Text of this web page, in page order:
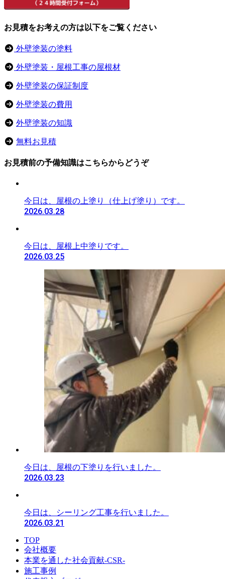
お見積をお考えの方は以下をご覧ください
外壁塗装の塗料
外壁塗装・屋根工事の屋根材
外壁塗装の保証制度
外壁塗装の費用
外壁塗装の知識
無料お見積
お見積前の予備知識はこちらからどうぞ
今日は、屋根の上塗り（仕上げ塗り）です。
2026.03.28
今日は、屋根上中塗りです。
2026.03.25
今日は、屋根の下塗りを行いました。
2026.03.23
今日は、シーリング工事を行いました。
2026.03.21
TOP
会社概要
本業を通した社会貢献-CSR-
施工事例